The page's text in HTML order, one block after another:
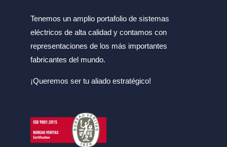
Tenemos un amplio portafolio de sistemas
eléctricos de alta calidad y contamos con
representaciones de los más importantes
fabricantes del mundo.
¡Queremos ser tu aliado estratégico!